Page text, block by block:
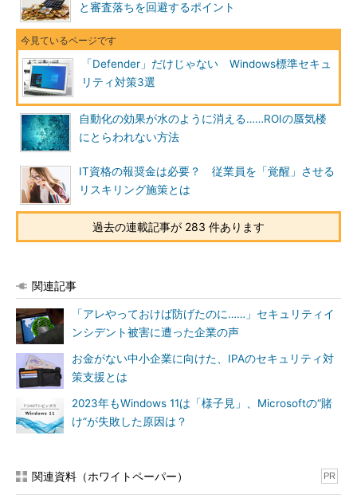
と審査落ちを回避するポイント
「Defender」だけじゃない Windows標準セキュ
リティ対策3選
自動化の効果が水のように消える……ROIの蜃気楼
にとらわれない方法
IT資格の報奨金は必要？ 従業員を「覚醒」させる
リスキリング施策とは
過去の連載記事が 283 件あります
関連記事
「アレやっておけば防げたのに……」セキュリティイ
ンシデント被害に遭った企業の声
お金がない中小企業に向けた、IPAのセキュリティ対
策支援とは
2023年もWindows 11は「様子見」、Microsoftの“賭
け”が失敗した原因は？
関連資料（ホワイトペーパー） PR